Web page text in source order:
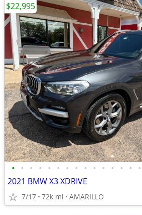
• • • • • • • • • • • • • • •
2021 BMW X3 XDRIVE
7/17 72k mi AMARILLO
$22,995